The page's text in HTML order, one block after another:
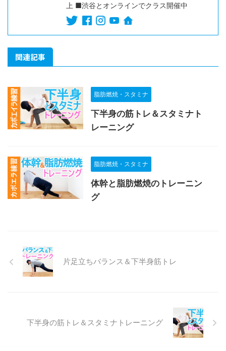
上 ■渋谷とオンラインでクラス開催中
関連記事
脂肪燃焼・スタミナ
下半身の筋トレ＆スタミナト
レーニング
脂肪燃焼・スタミナ
体幹と脂肪燃焼のトレーニン
グ
片足立ちバランス＆下半身筋トレ
下半身の筋トレ＆スタミナトレーニング